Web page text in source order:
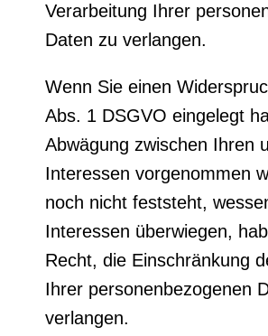
Verarbeitung Ihrer
Daten zu verlangen.
Wenn Sie einen
Abs. 1 DSGVO eingelegt
Abwägung zwischen Ihren
Interessen vorgenommen
noch nicht feststeht,
Interessen überwiegen,
Recht, die Einschränkung
Ihrer personenbezogenen
verlangen.